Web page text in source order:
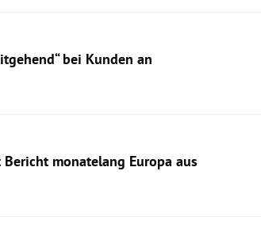
bei Kunden an
monatelang Europa aus